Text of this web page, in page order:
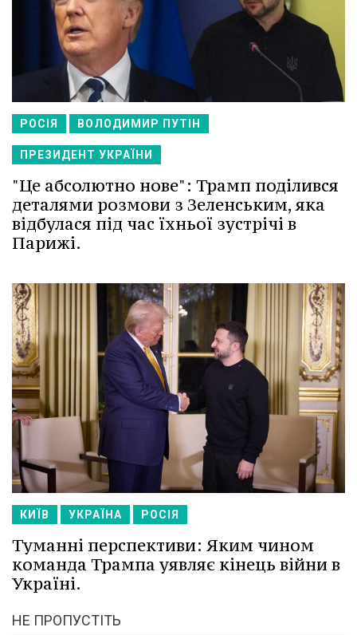
РОСІЯ ВОЛОДИМИР ПУТІН
ПРЕЗИДЕНТ УКРАЇНИ
"Це абсолютно нове": Трамп поділився
деталями розмови з Зеленським, яка
відбулася під час їхньої зустрічі в
Парижі.
КИЇВ УКРАЇНА РОСІЯ
Туманні перспективи: Яким чином
команда Трампа уявляє кінець війни в
Україні.
НЕ ПРОПУСТІТЬ